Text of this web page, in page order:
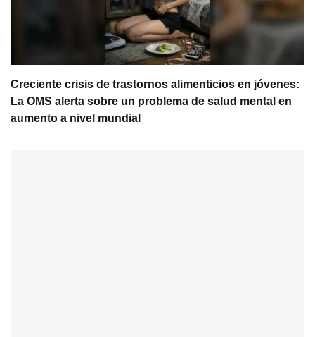
Creciente crisis de trastornos alimenticios en jóvenes:
La OMS alerta sobre un problema de salud mental en
aumento a nivel mundial